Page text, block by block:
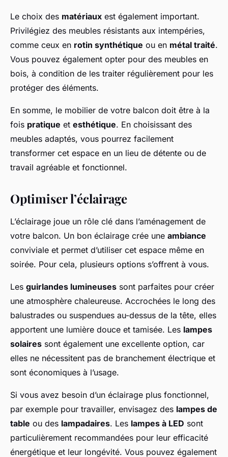
Le choix des matériaux est également important.
Privilégiez des meubles résistants aux intempéries,
comme ceux en rotin synthétique ou en métal traité.
Vous pouvez également opter pour des meubles en
bois, à condition de les traiter régulièrement pour les
protéger des éléments.
En somme, le mobilier de votre balcon doit être à la
fois pratique et esthétique. En choisissant des
meubles adaptés, vous pourrez facilement
transformer cet espace en un lieu de détente ou de
travail agréable et fonctionnel.
Optimiser l’éclairage
L’éclairage joue un rôle clé dans l’aménagement de
votre balcon. Un bon éclairage crée une ambiance
conviviale et permet d’utiliser cet espace même en
soirée. Pour cela, plusieurs options s’offrent à vous.
Les guirlandes lumineuses sont parfaites pour créer
une atmosphère chaleureuse. Accrochées le long des
balustrades ou suspendues au-dessus de la tête, elles
apportent une lumière douce et tamisée. Les lampes
solaires sont également une excellente option, car
elles ne nécessitent pas de branchement électrique et
sont économiques à l’usage.
Si vous avez besoin d’un éclairage plus fonctionnel,
par exemple pour travailler, envisagez des lampes de
table ou des lampadaires. Les lampes à LED sont
particulièrement recommandées pour leur efficacité
énergétique et leur longévité. Vous pouvez également